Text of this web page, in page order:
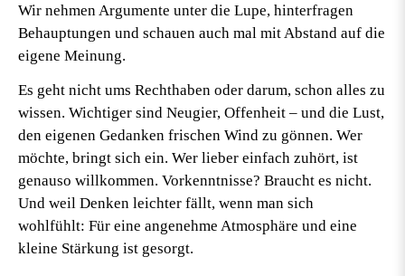
Wir nehmen Argumente unter die Lupe, hinterfragen
Behauptungen und schauen auch mal mit Abstand auf die
eigene Meinung.
Es geht nicht ums Rechthaben oder darum, schon alles zu
wissen. Wichtiger sind Neugier, Offenheit – und die Lust,
den eigenen Gedanken frischen Wind zu gönnen. Wer
möchte, bringt sich ein. Wer lieber einfach zuhört, ist
genauso willkommen. Vorkenntnisse? Braucht es nicht.
Und weil Denken leichter fällt, wenn man sich
wohlfühlt: Für eine angenehme Atmosphäre und eine
kleine Stärkung ist gesorgt.